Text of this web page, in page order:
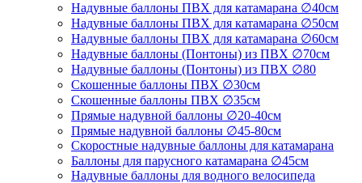
Надувные баллоны ПВХ для катамарана ∅40см
Надувные баллоны ПВХ для катамарана ∅50см
Надувные баллоны ПВХ для катамарана ∅60см
Надувные баллоны (Понтоны) из ПВХ ∅70см
Надувные баллоны (Понтоны) из ПВХ ∅80
Скошенные баллоны ПВХ ∅30см
Скошенные баллоны ПВХ ∅35см
Прямые надувной баллоны ∅20-40см
Прямые надувной баллоны ∅45-80см
Скоростные надувные баллоны для катамарана
Баллоны для парусного катамарана ∅45см
Надувные баллоны для водного велосипеда